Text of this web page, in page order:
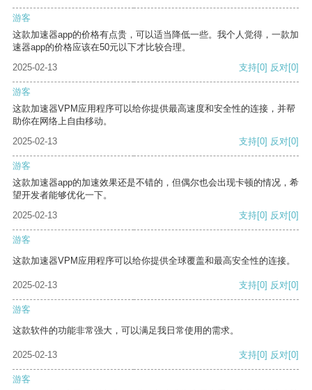
游客
这款加速器app的价格有点贵，可以适当降低一些。我个人觉得，一款加
速器app的价格应该在50元以下才比较合理。
2025-02-13
支持[0] 反对[0]
游客
这款加速器VPM应用程序可以给你提供最高速度和安全性的连接，并帮
助你在网络上自由移动。
2025-02-13
支持[0] 反对[0]
游客
这款加速器app的加速效果还是不错的，但偶尔也会出现卡顿的情况，希
望开发者能够优化一下。
2025-02-13
支持[0] 反对[0]
游客
这款加速器VPM应用程序可以给你提供全球覆盖和最高安全性的连接。
2025-02-13 支持[0] 反对[0]
游客
这款软件的功能非常强大，可以满足我日常使用的需求。
2025-02-13 支持[0] 反对[0]
游客